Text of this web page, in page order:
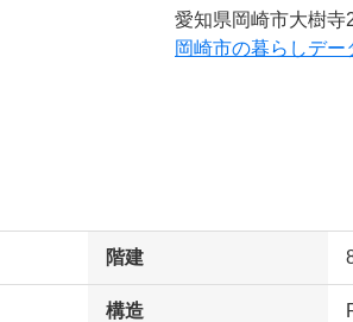
愛知県岡崎市大樹寺
岡崎市の暮らしデー
階建
構造